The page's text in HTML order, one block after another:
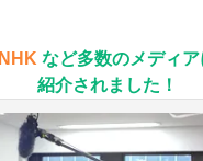
NHK など多数のメディア
紹介されました！